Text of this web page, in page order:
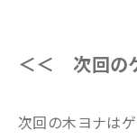
＜＜ 次回の
次回の木ヨナは